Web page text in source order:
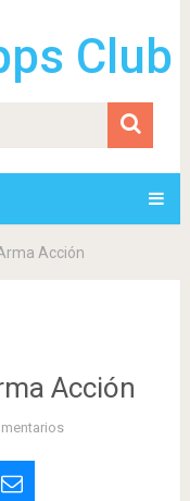
Club
Acción
Acción